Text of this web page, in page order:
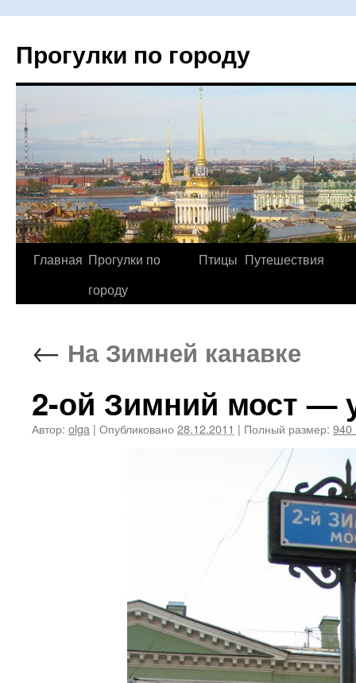
Прогулки по городу
Перейти
Главная Прогулки по
городу
Птицы Путешествия
← На Зимней канавке
2-ой Зимний мост —
Автор: olga | Опубликовано 28.12.2011 | Полный размер: 940